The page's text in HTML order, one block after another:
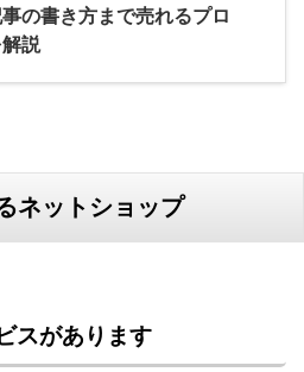
の書き方まで売れるプロ
説
ネットショップ
スがあります